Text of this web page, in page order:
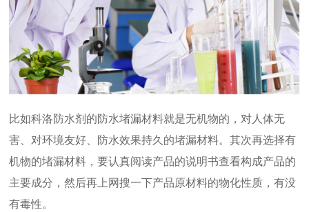
比如科洛防水剂的防水堵漏材料就是无机物的，对人体无
害、对环境友好、防水效果持久的堵漏材料。其次再选择有
机物的堵漏材料，要认真阅读产品的说明书查看构成产品的
主要成分，然后再上网搜一下产品原材料的物化性质，有没
有毒性。